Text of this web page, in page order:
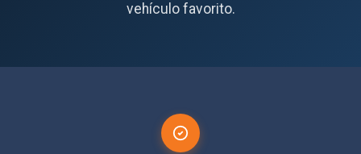
vehículo favorito.